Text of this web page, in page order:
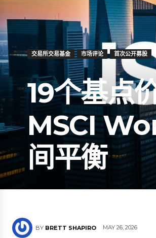
交易所交易基金 市场评论 首次公开募股
19个基点
MSCI
间平衡
BY BRETT SHAPIRO MAY 26, 2026